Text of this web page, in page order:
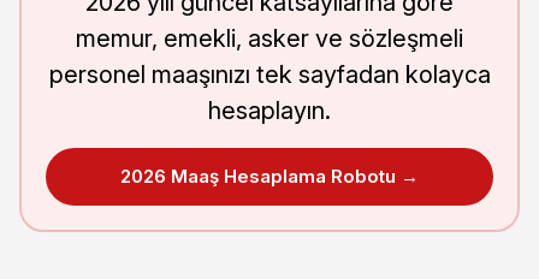
memur, emekli, asker ve sözleşmeli
personel maaşınızı tek sayfadan kolayca
hesaplayın.
2026 Maaş Hesaplama Robotu →